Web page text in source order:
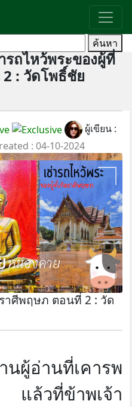
ค้นหา
รถไหว้พระของผู้ที่
: วัดโพธิ์ชัย
ผู้เขียน :
: 04-10-2024
าศีพฤษภ ตอนที่ 2 : วัด
นผู้อ่านที่เคารพ
ล้วที่ข้าพเจ้า